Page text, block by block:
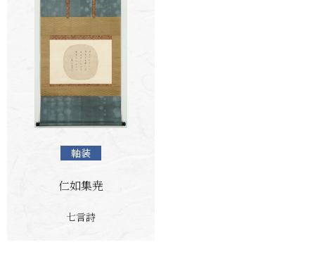
軸装
仁如集尭
七言詩